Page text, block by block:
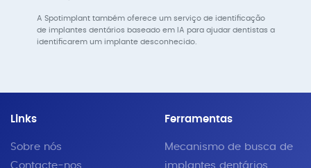
A Spotimplant também oferece um serviço de identificação
de implantes dentários baseado em IA para ajudar dentistas a
identificarem um implante desconhecido.
Links
Sobre nós
Contacte-nos
Ferramentas
Mecanismo de busca de
implantes dentários